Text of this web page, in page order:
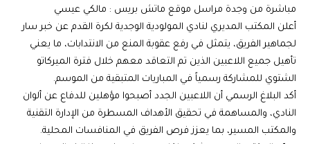
مباشرة من وجدة مراسل موقع ماتش بريس : مالكي عيسي
أعلن المكتب المديري لنادي المولودية الوجدية لكرة القدم عن خبر سار
لجماهير الفريق، يتمثل في رفع عقوبة المنع من الانتدابات، ما يعني
تأهيل جميع اللاعبين الذين تم التعاقد معهم خلال فترة الميركاتو
الشتوي للمشاركة رسمياً في المباريات المتبقية من الموسم.
أكد البلاغ الرسمي أن اللاعبين الجدد أصبحوا مؤهلين للدفاع عن ألوان
النادي، والمساهمة في تحقيق الأهداف المسطرة من الإدارة التقنية
والمكتب المسير، بما يعزز فرص الفريق في المنافسات المحلية.